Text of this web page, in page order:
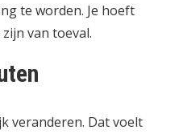
te worden. Je hoeft
van toeval.
veranderen. Dat voelt